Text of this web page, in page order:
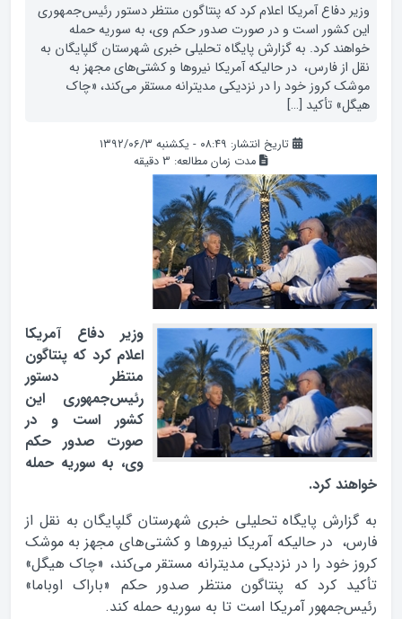
وزیر دفاع آمریکا اعلام کرد که پنتاگون منتظر دستور رئیس‌جمهوری
این کشور است و در صورت صدور حکم وی، به سوریه حمله
خواهند کرد. به گزارش پایگاه تحلیلی خبری شهرستان گلپایگان به
نقل از فارس، در حالیکه آمریکا نیروها و کشتی‌های مجهز به
موشک کروز خود را در نزدیکی مدیترانه مستقر می‌کند، «چاک
هیگل» تأکید […]
تاریخ انتشار: ۰۸:۴۹ - یکشنبه ۱۳۹۲/۰۶/۳
مدت زمان مطالعه: 3 دقیقه
وزیر دفاع آمریکا
اعلام کرد که پنتاگون
منتظر دستور
رئیس‌جمهوری این
کشور است و در
صورت صدور حکم
وی، به سوریه حمله
خواهند کرد.
به گزارش پایگاه تحلیلی خبری شهرستان گلپایگان به نقل از
فارس، در حالیکه آمریکا نیروها و کشتی‌های مجهز به موشک
کروز خود را در نزدیکی مدیترانه مستقر می‌کند، «چاک هیگل»
تأکید کرد که پنتاگون منتظر صدور حکم «باراک اوباما»
رئیس‌جمهور آمریکا است تا به سوریه حمله کند.